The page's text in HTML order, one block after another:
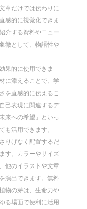
章だけでは伝わりに
感的に視覚化できま
介する資料やニュー
徴として、物語性や
果的に使用できま
に添えることで、学
を直感的に伝えるこ
己表現に関連するデ
来への希望」といっ
も活用できます。
りげなく配置するだ
す。カラーやサイズ
他のイラストや文章
演出できます。無料
物の芽は、生命力や
る場面で便利に活用